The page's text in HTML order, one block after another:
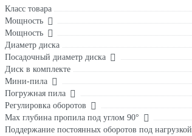
Класс товара
Мощность
Мощность
Диаметр диска
Посадочный диаметр диска
Диск в комплекте
Мини-пила
Погружная пила
Регулировка оборотов
Max глубина пропила под углом 90°
Поддержание постоянных оборотов под нагрузкой